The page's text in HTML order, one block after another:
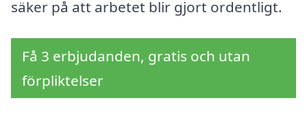
säker på att arbetet blir gjort ordentligt.
Få 3 erbjudanden, gratis och utan
förpliktelser